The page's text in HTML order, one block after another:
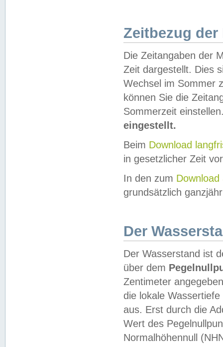
Zeitbezug der
Die Zeitangaben der
Zeit dargestellt. Dies
Wechsel im Sommer
können Sie die
Sommerzeit
eingestellt.
Beim Download
in gesetzlicher Zeit
In den zum Download
grundsätzlich
Der
Der Wasserstand ist
über dem
Zentimeter
die lokale
aus. Erst durch die
Wert des
Normalhöhennull